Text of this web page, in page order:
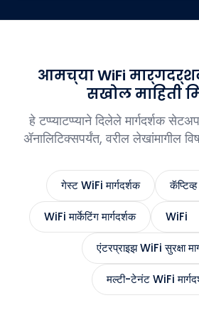
आमच्या WiFi
सखोल माहिती
हे टप्प्याटप्प्याने दिलेले मार्गदर्शक
ॲनालिटिक्सपर्यंत, वरील लेखांमागील
गेस्ट WiFi मार्गदर्शक
WiFi मार्केटिंग मार्गदर्शक WiFi
एंटरप्राइझ WiFi सुरक्षा
मल्टी-टेनंट WiFi